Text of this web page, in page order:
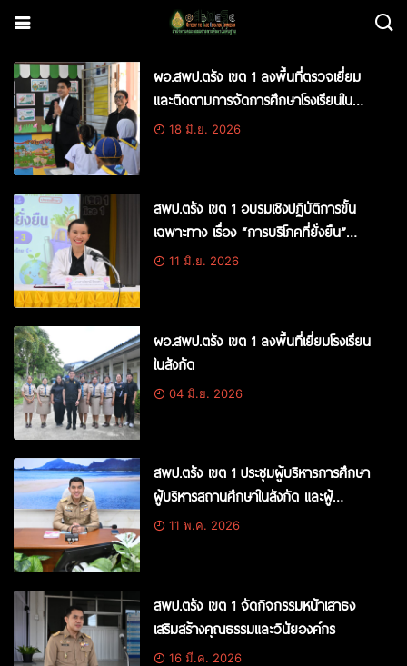
ผอ.สพป.ตรัง เขต 1 ลงพื้นที่ตรวจเยี่ยม
และติดตามการจัดการศึกษาโรงเรียนใน
สังกัด18 มิ.ย. 2026
สพป.ตรัง เขต 1 อบรมเชิงปฏิบัติการขั้น
เฉพาะทาง เรื่อง “การบริโภคที่ยั่งยืน”
สำหรับครูระดับประถมศึกษาปีที่ 1-3 ที่เข้า
11 มิ.ย. 2026
ผอ.สพป.ตรัง เขต 1 ลงพื้นที่เยี่ยมโรงเรียน
ในสังกัด
04 มิ.ย. 2026
สพป.ตรัง เขต 1 ประชุมผู้บริหารการศึกษา
ผู้บริหารสถานศึกษาในสังกัด และผู้
เกี่ยวข้อง พร้อมด้วย ข้าราชการครูและ
11 พ.ค. 2026
สพป.ตรัง เขต 1 จัดกิจกรรมหน้าเสาธง
เสริมสร้างคุณธรรมและวินัยองค์กร
16 มี.ค. 2026